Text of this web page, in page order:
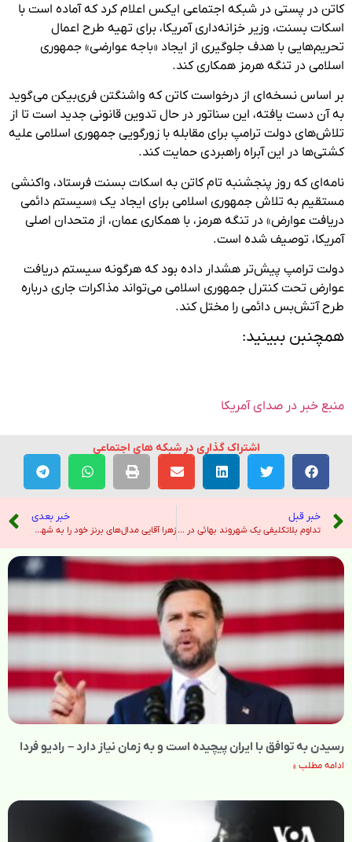
کاتن در پستی در شبکه اجتماعی ایکس اعلام کرد که آماده است با
اسکات بسنت، وزیر خزانه‌داری آمریکا، برای تهیه طرح اعمال
تحریم‌هایی با هدف جلوگیری از ایجاد «باجه عوارضی» جمهوری
اسلامی در تنگه هرمز همکاری کند.
بر اساس نسخه‌ای از درخواست کاتن که واشنگتن فری‌بیکن می‌گوید
به آن دست یافته، این سناتور در حال تدوین قانونی جدید است تا از
تلاش‌های دولت ترامپ برای مقابله با زورگویی جمهوری اسلامی علیه
کشتی‌ها در این آبراه راهبردی حمایت کند.
نامه‌ای که روز پنجشنبه تام کاتن به اسکات بسنت فرستاد، واکنشی
مستقیم به تلاش جمهوری اسلامی برای ایجاد یک «سیستم دائمی
دریافت عوارض» در تنگه هرمز، با همکاری عمان، از متحدان اصلی
آمریکا، توصیف شده است.
دولت ترامپ پیش‌تر هشدار داده بود که هرگونه سیستم دریافت
عوارض تحت کنترل جمهوری اسلامی می‌تواند مذاکرات جاری درباره
طرح آتش‌بس دائمی را مختل کند.
همچنبن ببینید:
منبع خبر در صدای آمریکا
اشتراک گذاری در شبکه های اجتماعی
خبر قبل
تداوم بلاتکلیفی یک شهروند بهائی در زندان مشهد؛ سرکوب اقلیت‌های مذهبی توسط رژیم در ایران ادامه دارد – صدای آمریکا
خبر بعدی
زهرا آقایی مدال‌های برنز خود را به شهید ماکان نصیری اهدا کرد – خبرگزاری ایرنا
رسیدن به توافق با ایران پیچیده است و به زمان نیاز دارد – رادیو فردا
ادامه مطلب »